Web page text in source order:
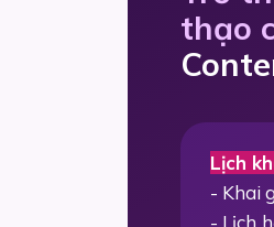
thạo
Lịch
- Khai